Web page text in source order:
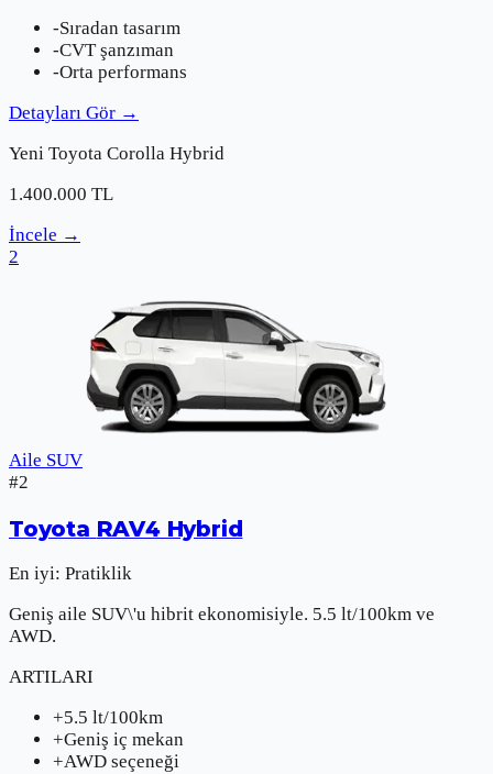
-Sıradan tasarım
-CVT şanzıman
-Orta performans
Detayları Gör →
Yeni Toyota Corolla Hybrid
1.400.000 TL
İncele →
2
Aile SUV
#2
Toyota RAV4 Hybrid
En iyi: Pratiklik
Geniş aile SUV\'u hibrit ekonomisiyle. 5.5 lt/100km ve
AWD.
ARTILARI
+5.5 lt/100km
+Geniş iç mekan
+AWD seçeneği